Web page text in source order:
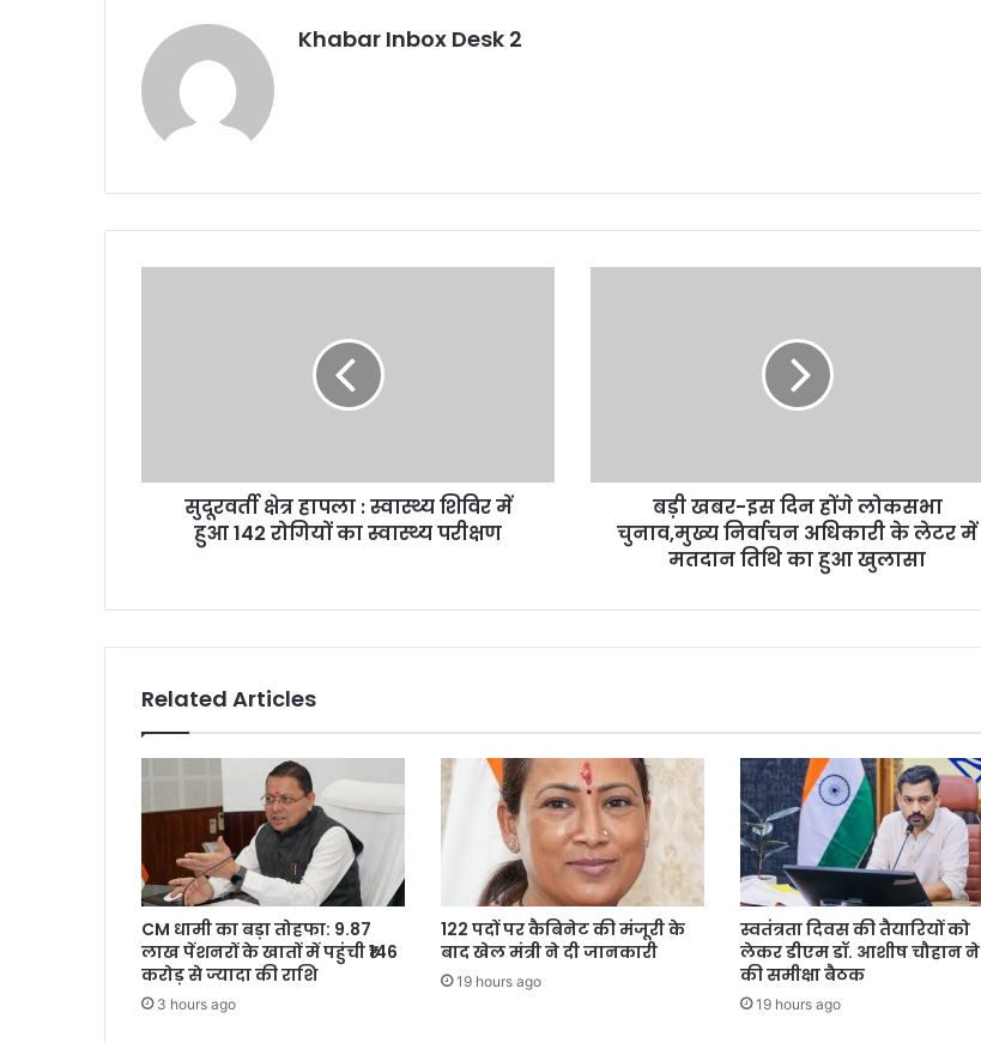
Khabar Inbox Desk 2
142
सुदूरवर्ती क्षेत्र हापला : स्वास्थ्य शिविर में
हुआ 142 रोगियों का स्वास्थ्य परीक्षण
अधिकारी
तिथि
बड़ी खबर-इस दिन होंगे लोकसभा
चुनाव,मुख्य निर्वाचन अधिकारी के लेटर में
मतदान तिथि का हुआ खुलासा
Related Articles
CM धामी का बड़ा तोहफा: 9.87
लाख पेंशनरों के खातों में पहुंची ₹146
करोड़ से ज्यादा की राशि
3 hours ago
122 पदों पर कैबिनेट की मंजूरी के
बाद खेल मंत्री ने दी जानकारी
19 hours ago
स्वतंत्रता दिवस की तैयारियों को
लेकर डीएम डॉ. आशीष चौहान ने
की समीक्षा बैठक
19 hours ago